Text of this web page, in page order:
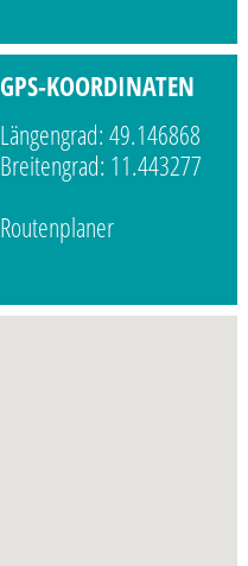
GPS-KOORDINATEN
Längengrad: 49.146868
Breitengrad: 11.443277
Routenplaner